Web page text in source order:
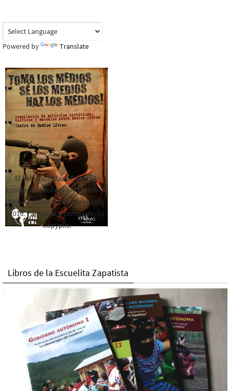
Powered by Translate
El Rebozo, Palapa Editorial,
publica este folleto del Centro de
Medios Libres. Esta es la edición
2016. Para rolar y compartir. (c)
Copyplis.
Libros de la Escuelita Zapatista